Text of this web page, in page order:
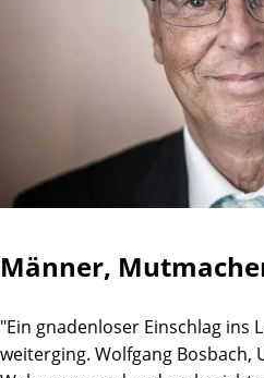
Männer,
"Ein gnadenloser Einschlag ins
weiterging. Wolfgang Bosbach,